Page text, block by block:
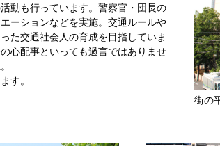
街の
動も行っています。警察官・団長の
ーションなどを実施。交通ルールや
た交通社会人の育成を目指していま
心配事といっても過言ではありませ
す。